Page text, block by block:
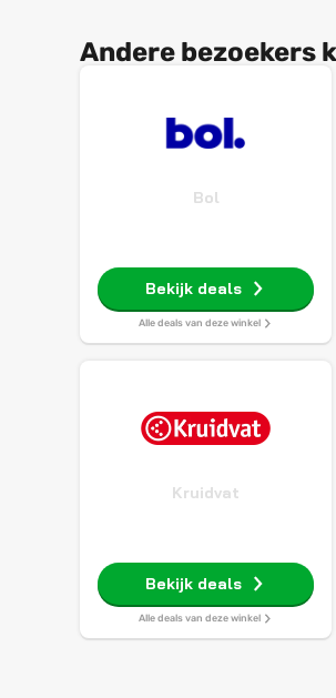
Andere bezoekers
Bol
Bekijk deals
Alle deals van deze winkel
Kruidvat
Bekijk deals
Alle deals van deze winkel